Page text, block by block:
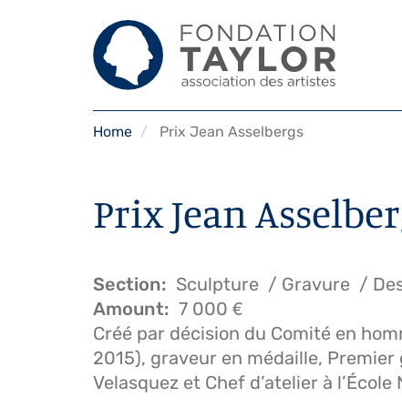
Home Prix Jean Asselbergs
Prix Jean
Section Sculpture Gravure
Amount
7 000 €
Créé par décision du Comité en
2015), graveur en médaille,
Velasquez et Chef d’atelier à